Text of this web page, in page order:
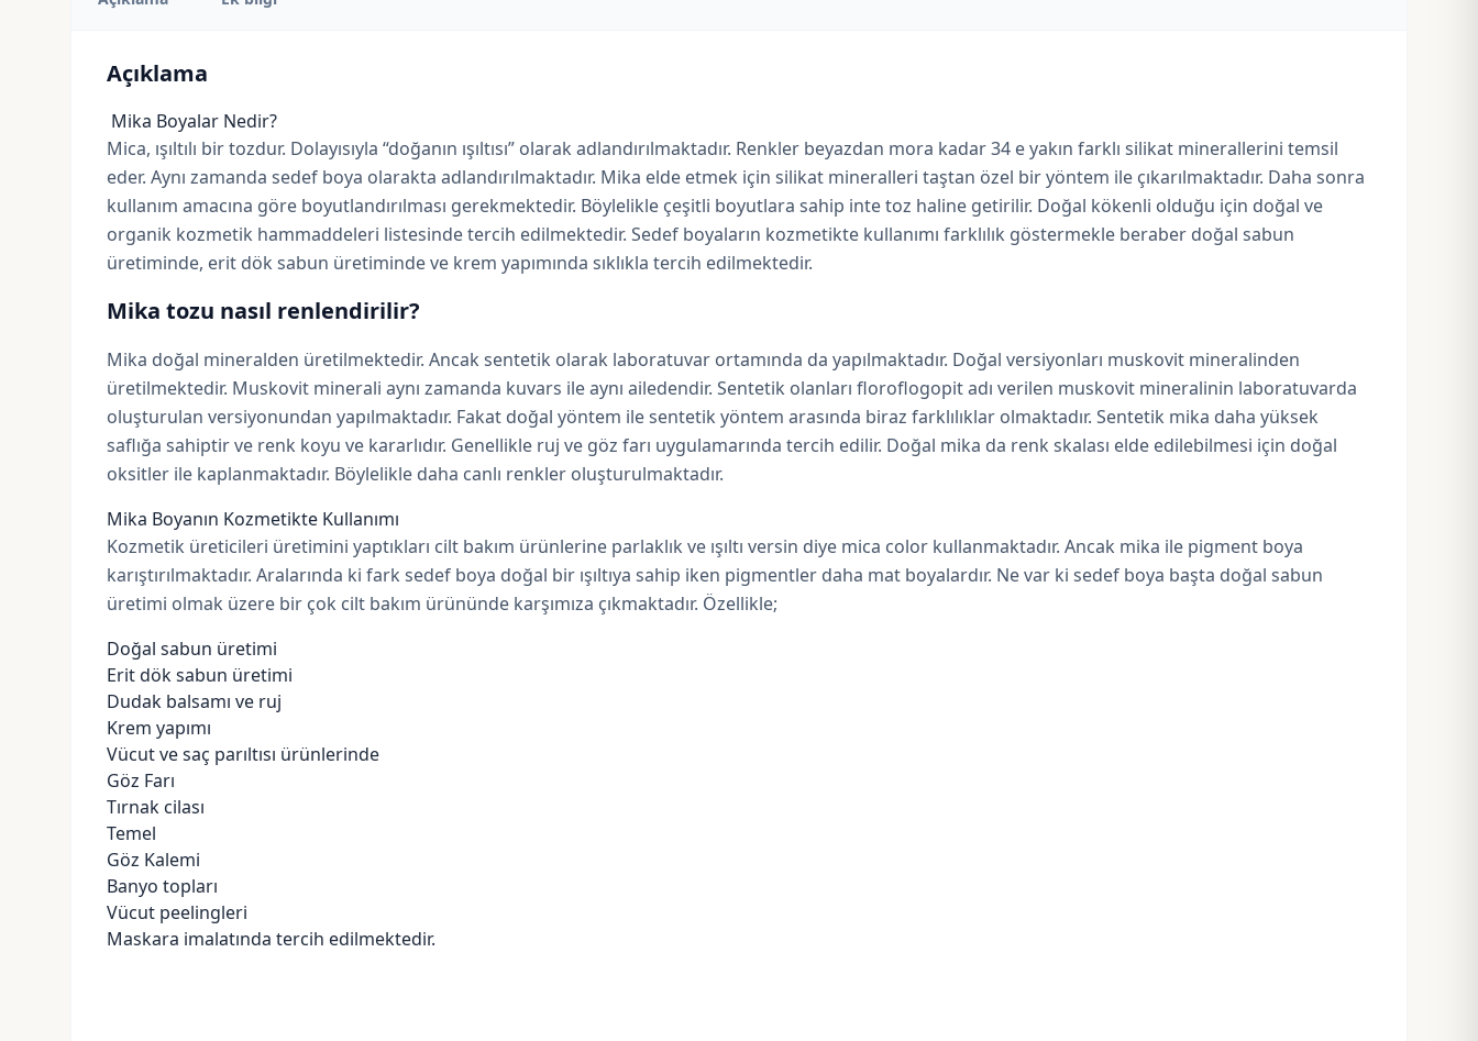
Açıklama
Mika Boyalar Nedir?
Mica, ışıltılı bir tozdur. Dolayısıyla “doğanın ışıltısı” olarak adlandırılmaktadır. Renkler beyazdan mora kadar 34 e yakın farklı silikat minerallerini temsil
eder. Aynı zamanda sedef boya olarakta adlandırılmaktadır. Mika elde etmek için silikat mineralleri taştan özel bir yöntem ile çıkarılmaktadır. Daha sonra
kullanım amacına göre boyutlandırılması gerekmektedir. Böylelikle çeşitli boyutlara sahip inte toz haline getirilir. Doğal kökenli olduğu için doğal ve
organik kozmetik hammaddeleri listesinde tercih edilmektedir. Sedef boyaların kozmetikte kullanımı farklılık göstermekle beraber doğal sabun
üretiminde, erit dök sabun üretiminde ve krem yapımında sıklıkla tercih edilmektedir.
Mika tozu nasıl renlendirilir?
Mika doğal mineralden üretilmektedir. Ancak sentetik olarak laboratuvar ortamında da yapılmaktadır. Doğal versiyonları muskovit mineralinden
üretilmektedir. Muskovit minerali aynı zamanda kuvars ile aynı ailedendir. Sentetik olanları floroflogopit adı verilen muskovit mineralinin laboratuvarda
oluşturulan versiyonundan yapılmaktadır. Fakat doğal yöntem ile sentetik yöntem arasında biraz farklılıklar olmaktadır. Sentetik mika daha yüksek
saflığa sahiptir ve renk koyu ve kararlıdır. Genellikle ruj ve göz farı uygulamarında tercih edilir. Doğal mika da renk skalası elde edilebilmesi için doğal
oksitler ile kaplanmaktadır. Böylelikle daha canlı renkler oluşturulmaktadır.
Mika Boyanın Kozmetikte Kullanımı
Kozmetik üreticileri üretimini yaptıkları cilt bakım ürünlerine parlaklık ve ışıltı versin diye mica color kullanmaktadır. Ancak mika ile pigment boya
karıştırılmaktadır. Aralarında ki fark sedef boya doğal bir ışıltıya sahip iken pigmentler daha mat boyalardır. Ne var ki sedef boya başta doğal sabun
üretimi olmak üzere bir çok cilt bakım ürününde karşımıza çıkmaktadır. Özellikle;
Doğal sabun üretimi
Erit dök sabun üretimi
Dudak balsamı ve ruj
Krem yapımı
Vücut ve saç parıltısı ürünlerinde
Göz Farı
Tırnak cilası
Temel
Göz Kalemi
Banyo topları
Vücut peelingleri
Maskara imalatında tercih edilmektedir.